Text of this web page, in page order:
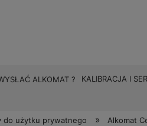
ALKOMAT ? KALIBRACJA I
do użytku prywatnego » Alkomat